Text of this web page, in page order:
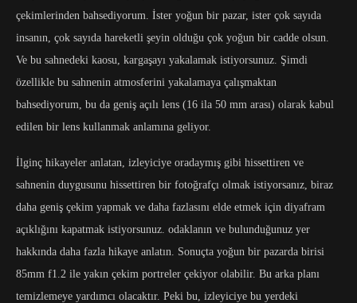
çekimlerinden bahsediyorum. İster yoğun bir pazar, ister çok sayıda
insanın, çok sayıda hareketli şeyin olduğu çok yoğun bir cadde olsun.
Ve bu sahnedeki kaosu, kargaşayı yakalamak istiyorsunuz. Şimdi
özellikle bu sahnenin atmosferini yakalamaya çalışmaktan
bahsediyorum, bu da geniş açılı lens (16 ila 50 mm arası) olarak kabul
edilen bir lens kullanmak anlamına geliyor.
İlginç hikayeler anlatan, izleyiciye oradaymış gibi hissettiren ve
sahnenin duygusunu hissettiren bir fotoğrafçı olmak istiyorsanız, biraz
daha geniş çekim yapmak ve daha fazlasını elde etmek için diyafram
açıklığını kapatmak istiyorsunuz. odaklanın ve bulunduğunuz yer
hakkında daha fazla hikaye anlatın. Sonuçta yoğun bir pazarda birisi
85mm f1.2 ile yakın çekim portreler çekiyor olabilir. Bu arka planı
temizlemeye yardımcı olacaktır. Peki bu, izleyiciye bu yerdeki